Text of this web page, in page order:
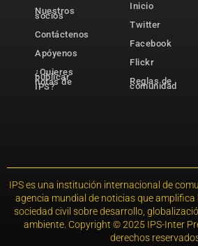
Nuestros
socios
Contáctenos
Apóyenos
¿Quieres
publicar
notas de
IPS?
Inicio
Twitter
Facebook
Flickr
Reglas de
comunidad
IPS es una institución internacional de
agencia mundial de noticias que amplifica
sociedad civil sobre desarrollo,
ambiente. Copyright © 2025 IPS-Inter
derechos